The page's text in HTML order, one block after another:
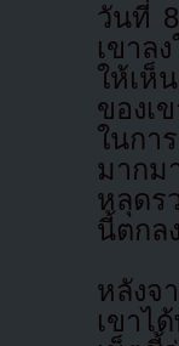
วันที่
เขาล
ให้เห็
ของเ
ในกา
มากม
หลุดร
นี้ตกล
หลังจ
เขาไ